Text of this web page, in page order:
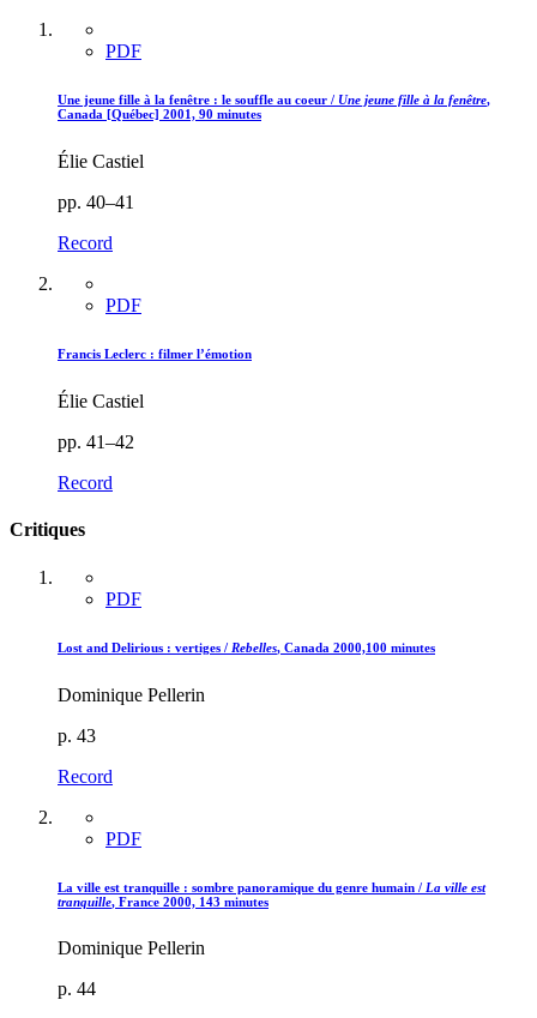
PDF
Une jeune fille à la fenêtre : le souffle au coeur / Une jeune fille à la fenêtre,
Canada [Québec] 2001, 90 minutes
Élie Castiel
pp. 40–41
Record
PDF
Francis Leclerc : filmer l’émotion
Élie Castiel
pp. 41–42
Record
Critiques
PDF
Lost and Delirious : vertiges / Rebelles, Canada 2000,100 minutes
Dominique Pellerin
p. 43
Record
PDF
La ville est tranquille : sombre panoramique du genre humain / La ville est
tranquille, France 2000, 143 minutes
Dominique Pellerin
p. 44